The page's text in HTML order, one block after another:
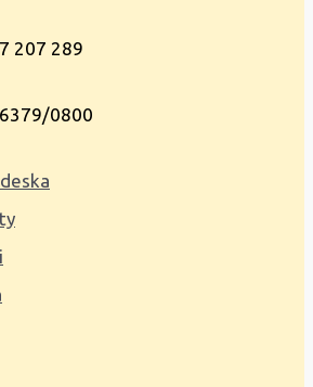
207 289
0800